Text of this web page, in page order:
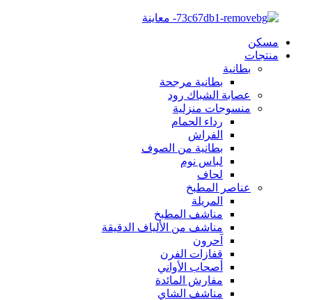
مسكن
منتجات
بطانية
بطانية مرجحة
عصابة الشباك رود
منسوجات منزلية
رداء الحمام
الفراش
بطانية من الصوف
لباس نوم
لحاف
عناصر المطبخ
المريلة
مناشف المطبخ
مناشف من الألياف الدقيقة
آحرون
قفازات الفرن
أصحاب الأواني
مفارش المائدة
مناشف الشاي